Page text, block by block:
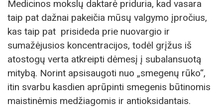
Medicinos mokslų daktarė priduria, kad vasara
taip pat dažnai pakeičia mūsų valgymo įpročius,
kas taip pat prisideda prie nuovargio ir
sumažėjusios koncentracijos, todėl grįžus iš
atostogų verta atkreipti dėmesį į subalansuotą
mitybą. Norint apsisaugoti nuo „smegenų rūko“,
itin svarbu kasdien aprūpinti smegenis būtinomis
maistinėmis medžiagomis ir antioksidantais.